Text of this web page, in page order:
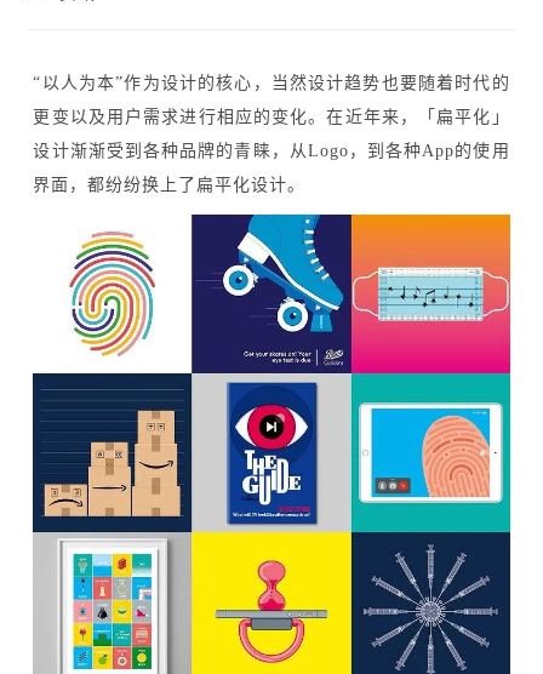
“以人为本”作为设计的核心，当然设计趋势也要随着时代的
更变以及用户需求进行相应的变化。在近年来，「扁平化」
设计渐渐受到各种品牌的青睐，从Logo，到各种App的使用
界面，都纷纷换上了扁平化设计。